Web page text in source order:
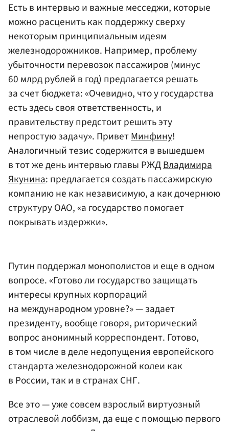
Есть в интервью и важные месседжи, которые
можно расценить как поддержку сверху
некоторым принципиальным идеям
железнодорожников. Например, проблему
убыточности перевозок пассажиров (минус
60 млрд рублей в год) предлагается решать
за счет бюджета: «Очевидно, что у государства
есть здесь своя ответственность, и
правительству предстоит решить эту
непростую задачу». ПриветМинфину!
Аналогичный тезис содержится в вышедшем
в тот же день интервью главы РЖДВладимира
Якунина: предлагается создать пассажирскую
компанию не как независимую, а как дочернюю
структуру ОАО, «а государство помогает
покрывать издержки».
Путин поддержал монополистов и еще в одном
вопросе. «Готово ли государство защищать
интересы крупных корпораций
на международном уровне?» — задает
президенту, вообще говоря, риторический
вопрос анонимный корреспондент. Готово,
в том числе в деле недопущения европейского
стандарта железнодорожной колеи как
в России, так и в странах СНГ.
Все это — уже совсем взрослый виртуозный
отраслевой лоббизм, да еще с помощью первого